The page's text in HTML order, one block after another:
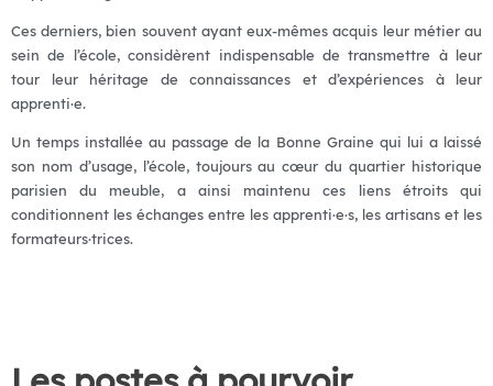
Ces derniers, bien souvent ayant eux-mêmes acquis leur métier au
sein de l’école, considèrent indispensable de transmettre à leur
tour leur héritage de connaissances et d’expériences à leur
apprenti·e.
Un temps installée au passage de la Bonne Graine qui lui a laissé
son nom d’usage, l’école, toujours au cœur du quartier historique
parisien du meuble, a ainsi maintenu ces liens étroits qui
conditionnent les échanges entre les apprenti·e·s, les artisans et les
formateurs·trices.